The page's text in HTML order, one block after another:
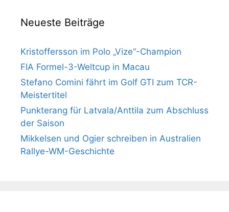
Neueste Beiträge
Kristoffersson im Polo „Vize“-Champion
FIA Formel-3-Weltcup in Macau
Stefano Comini fährt im Golf GTI zum TCR-
Meistertitel
Punkterang für Latvala/Anttila zum Abschluss
der Saison
Mikkelsen und Ogier schreiben in Australien
Rallye-WM-Geschichte